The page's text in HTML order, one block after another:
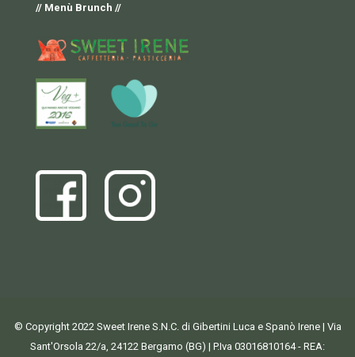
// Menù Brunch //
© Copyright 2022 Sweet Irene S.N.C. di Gibertini Luca e Spanò Irene | Via
Sant'Orsola 22/a, 24122 Bergamo (BG) | P.Iva 03016810164 - REA: